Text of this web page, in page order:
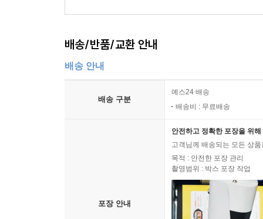
배송/반품/교환 안내
배송 안내
배송 구분
예스24 배송
배송비 : 무료배송
포장 안내
안전하고 정확한 포장을 위
고객님께 배송되는 모든 상
목적 : 안전한 포장 관리
촬영범위 : 박스 포장 작업